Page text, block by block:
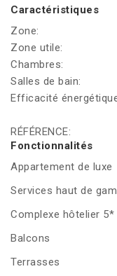
Caractéristiques
Zone:
Zone utile:
Chambres:
Salles de bain:
Efficacité
RÉFÉRENCE:
Fonctionnalités
Appartement de luxe
Services haut de
Complexe hôtelier 5*
Balcons
Terrasses